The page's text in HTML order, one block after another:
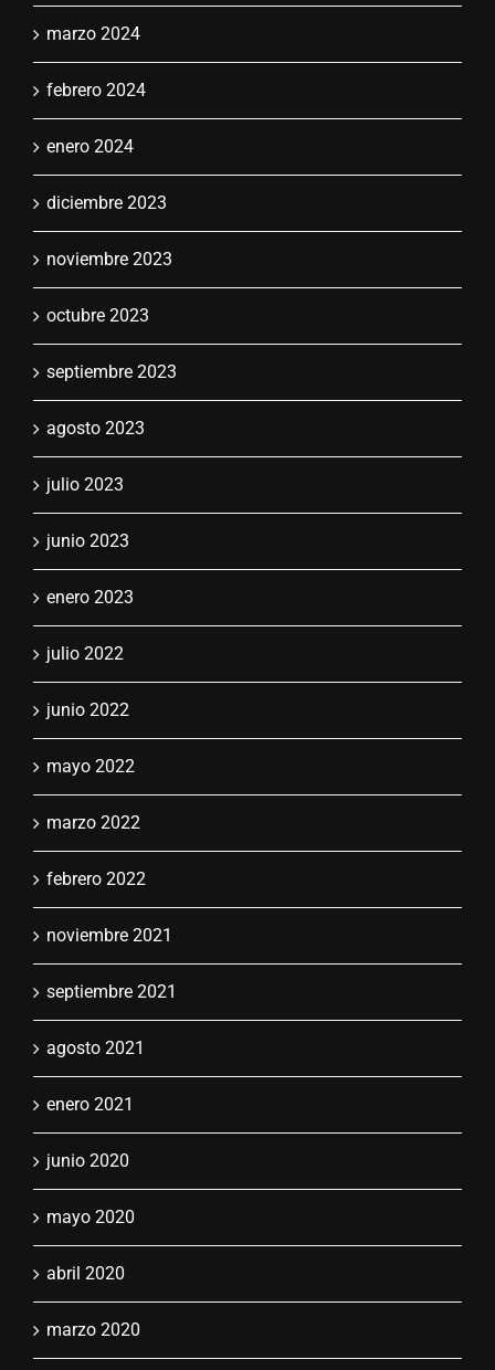
marzo 2024
febrero 2024
enero 2024
diciembre 2023
noviembre 2023
octubre 2023
septiembre 2023
agosto 2023
julio 2023
junio 2023
enero 2023
julio 2022
junio 2022
mayo 2022
marzo 2022
febrero 2022
noviembre 2021
septiembre 2021
agosto 2021
enero 2021
junio 2020
mayo 2020
abril 2020
marzo 2020